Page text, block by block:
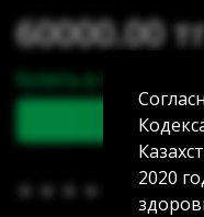
(0)
60000.00
Купить в 1 клик
В
2020